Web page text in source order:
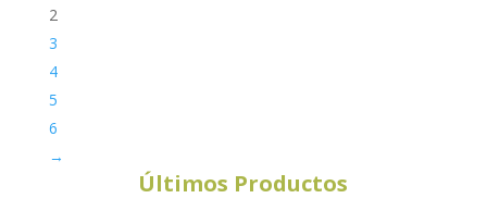
2
3
4
5
6
→
Últimos Productos